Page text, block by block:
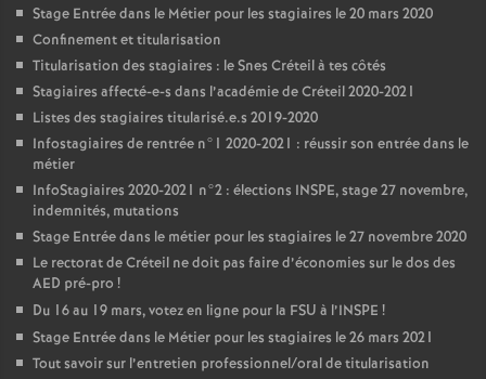
Stage Entrée dans le Métier pour les stagiaires le 20 mars 2020
Confinement et titularisation
Titularisation des stagiaires : le Snes Créteil à tes côtés
Stagiaires affecté-e-s dans l’académie de Créteil 2020-2021
Listes des stagiaires titularisé.e.s 2019-2020
Infostagiaires de rentrée n°1 2020-2021 : réussir son entrée dans le
métier
InfoStagiaires 2020-2021 n°2 : élections INSPE, stage 27 novembre,
indemnités, mutations
Stage Entrée dans le métier pour les stagiaires le 27 novembre 2020
Le rectorat de Créteil ne doit pas faire d’économies sur le dos des
AED pré-pro !
Du 16 au 19 mars, votez en ligne pour la FSU à l’INSPE !
Stage Entrée dans le Métier pour les stagiaires le 26 mars 2021
Tout savoir sur l’entretien professionnel/oral de titularisation